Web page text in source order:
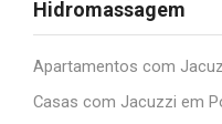
Hidromassagem
Apartamentos com
Casas com Jacuzzi em